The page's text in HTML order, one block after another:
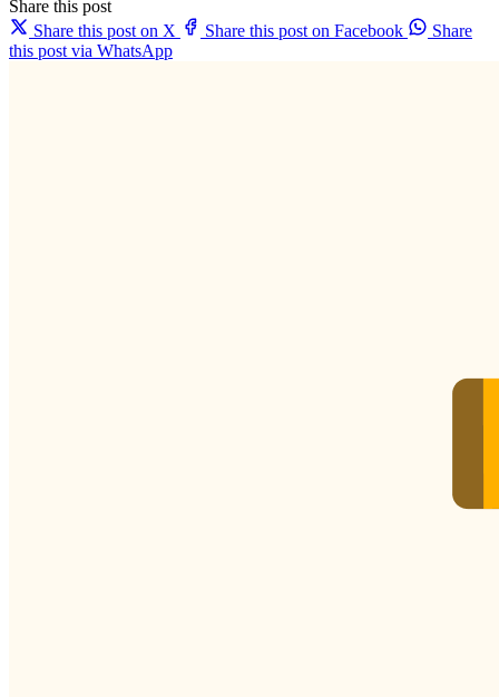
Share this post
Share this post on X
Share this post on Facebook
Share
this post via WhatsApp